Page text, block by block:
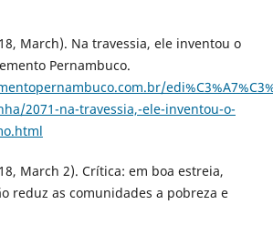
March). Na travessia, ele inventou o
Pernambuco.
2071-na-travessia,-ele-inventou-o-
March 2). Crítica: em boa estreia,
reduz as comunidades a pobreza e